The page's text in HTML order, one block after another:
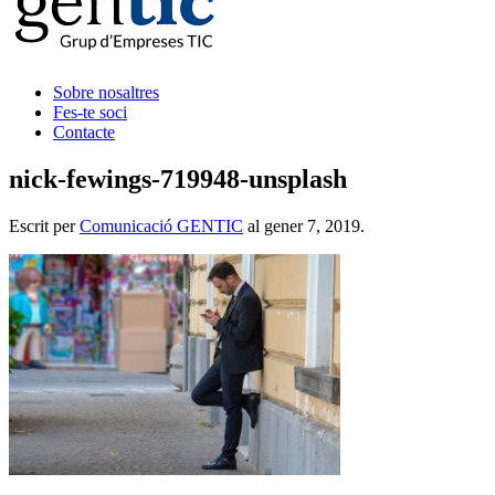
Sobre nosaltres
Fes-te soci
Contacte
nick-fewings-719948-unsplash
Escrit perComunicació GENTIC al gener 7, 2019.